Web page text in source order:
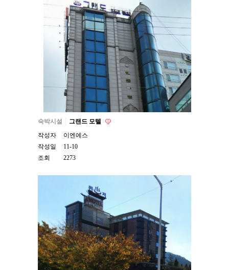
숙박시설
그랜드 모텔
작성자
이엔에스
작성일
11-10
조회
2273